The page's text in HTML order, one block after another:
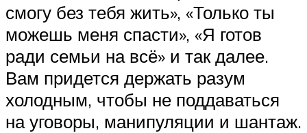
смогу без тебя жить», «Только ты
можешь меня спасти», «Я готов
ради семьи на всё» и так далее.
Вам придется держать разум
холодным, чтобы не поддаваться
на уговоры, манипуляции и шантаж.